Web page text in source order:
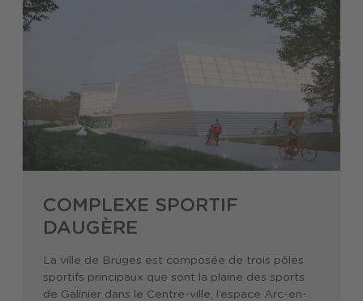
COMPLEXE SPORTIF
DAUGÈRE
La ville de Bruges est composée de trois pôles
sportifs principaux que sont la plaine des sports
de Galinier dans le Centre-ville, l’espace Arc-en-